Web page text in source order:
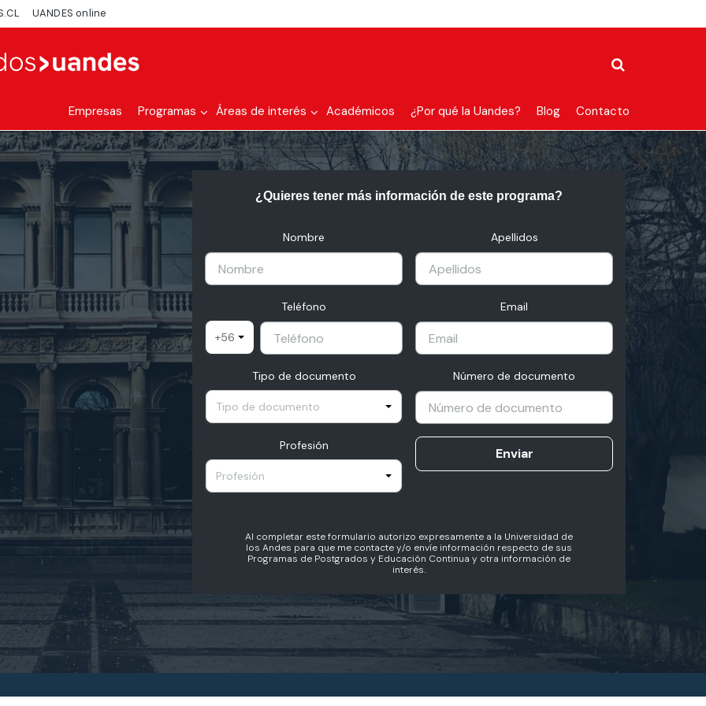
UANDES online
Empresas Programas Áreas de interés Académicos ¿Por qué la Uandes? Blog Contacto
¿Quieres tener más información de este programa?
Nombre Apellidos
Teléfono
+56
Email
Tipo de documento
Tipo de documento
Número de documento
Profesión
Profesión
Enviar
Al completar este formulario autorizo expresamente a la Universidad de
los Andes para que me contacte y/o envíe información respecto de sus
Programas de Postgrados y Educación Continua y otra información de
interés.